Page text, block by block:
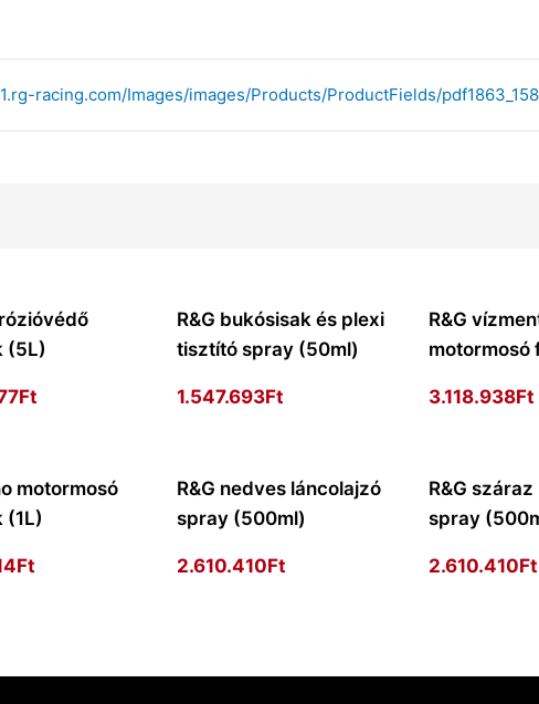
racing.com/Images/images/Products/ProductFields/
(5L)
Ft
R&G bukósisak és plexi
tisztító spray (50ml)
1.547.693Ft
R&G
motormosó
3.118.938Ft
motormosó
(1L)
Ft
R&G nedves láncolajzó
spray (500ml)
2.610.410Ft
R&G
spray
2.610.410Ft